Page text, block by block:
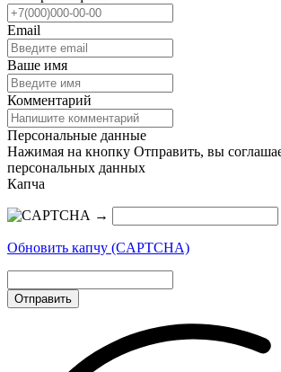
Email
Ваше имя
Комментарий
Персональные данные
Нажимая на кнопку Отправить, вы
персональных данных
Капча
→
Обновить капчу (CAPTCHA)
Отправить